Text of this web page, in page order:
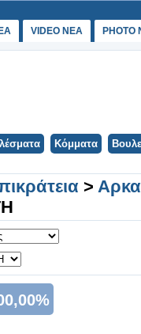
VIDEO NEA PHOTO
Κόμματα
>